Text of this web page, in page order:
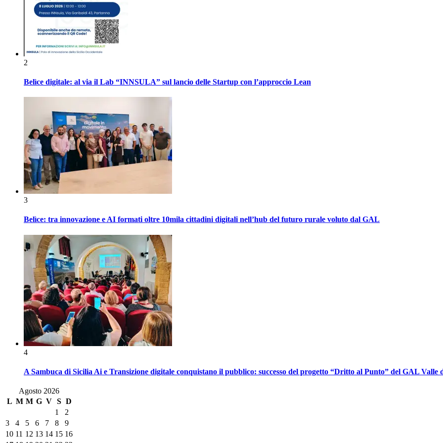
2
Belìce digitale: al via il Lab “INNSULA” sul lancio delle Startup con l’approccio Lean
3
Belìce: tra innovazione e AI formati oltre 10mila cittadini digitali nell’hub del futuro rurale voluto dal GAL
4
A Sambuca di Sicilia Ai e Transizione digitale conquistano il pubblico: successo del progetto “Dritto al Punto” del GAL Valle
Agosto 2026
L M M G V S D
1
2
3
4 5 6 7 8
9
10 11 12 13 14 15 16